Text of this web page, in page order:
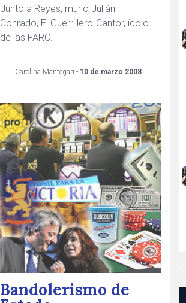
Junto a Reyes, murió Julián
Conrado, El Guerrillero-Cantor, ídolo
de las FARC.
Carolina Mantegari - 10 de marzo 2008
Bandolerismo de